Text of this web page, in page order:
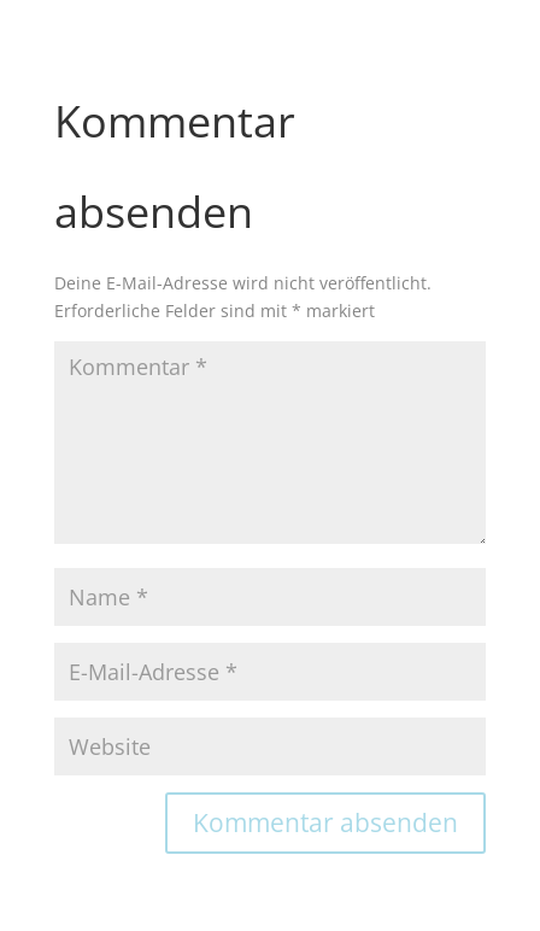
Kommentar
absenden
Deine E-Mail-Adresse wird nicht veröffentlicht.
Erforderliche Felder sind mit * markiert